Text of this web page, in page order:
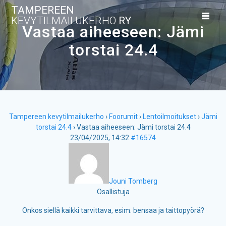
Skip
to
content
TAMPEREEN
KEVYTILMAILUKERHO RY
Vastaa aiheeseen: Jämi
torstai 24.4
Tampereen kevytilmailukerho › Foorumit › Lentoilmoitukset › Jämi
torstai 24.4 › Vastaa aiheeseen: Jämi torstai 24.4
23/04/2025, 14:32 #16574
Jouni Tomberg
Osallistuja
Onkos siellä kaikki tarvittava, esim. bensaa ja taittopyörä?